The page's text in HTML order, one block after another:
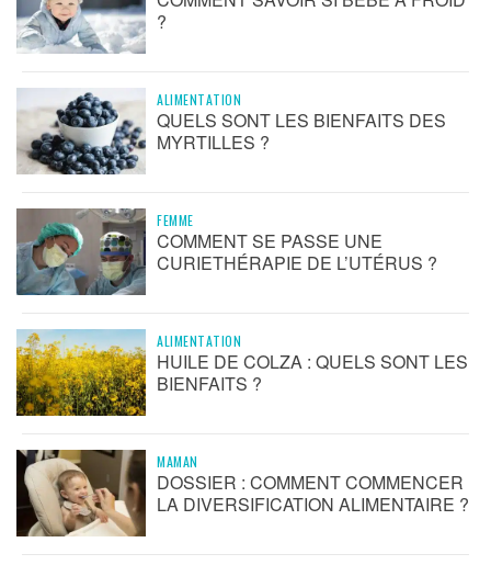
?
ALIMENTATION
QUELS SONT LES BIENFAITS DES
MYRTILLES ?
FEMME
COMMENT SE PASSE UNE
CURIETHÉRAPIE DE L’UTÉRUS ?
ALIMENTATION
HUILE DE COLZA : QUELS SONT LES
BIENFAITS ?
MAMAN
DOSSIER : COMMENT COMMENCER
LA DIVERSIFICATION ALIMENTAIRE ?